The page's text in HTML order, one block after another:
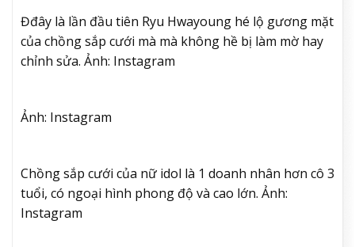
Đđây là lần đầu tiên Ryu Hwayoung hé lộ gương mặt
của chồng sắp cưới mà mà không hề bị làm mờ hay
chỉnh sửa. Ảnh: Instagram
Ảnh: Instagram
Chồng sắp cưới của nữ idol là 1 doanh nhân hơn cô 3
tuổi, có ngoại hình phong độ và cao lớn. Ảnh:
Instagram